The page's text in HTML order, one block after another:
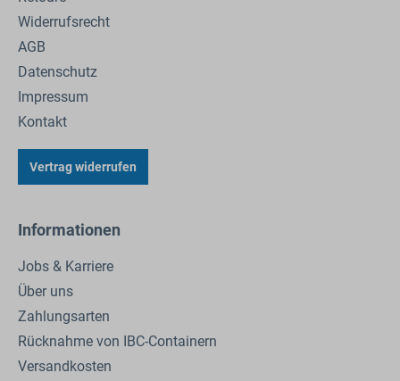
Widerrufsrecht
AGB
Datenschutz
Impressum
Kontakt
Vertrag widerrufen
Informationen
Jobs & Karriere
Über uns
Zahlungsarten
Rücknahme von IBC-Containern
Versandkosten